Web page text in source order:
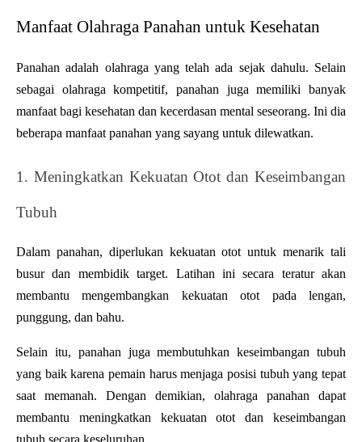
Manfaat Olahraga Panahan untuk Kesehatan
Panahan adalah olahraga yang telah ada sejak dahulu. Selain
sebagai olahraga kompetitif, panahan juga memiliki banyak
manfaat bagi kesehatan dan kecerdasan mental seseorang. Ini dia
beberapa manfaat panahan yang sayang untuk dilewatkan.
1. Meningkatkan Kekuatan Otot dan Keseimbangan
Tubuh
Dalam panahan, diperlukan kekuatan otot untuk menarik tali
busur dan membidik target. Latihan ini secara teratur akan
membantu mengembangkan kekuatan otot pada lengan,
punggung, dan bahu.
Selain itu, panahan juga membutuhkan keseimbangan tubuh
yang baik karena pemain harus menjaga posisi tubuh yang tepat
saat memanah. Dengan demikian, olahraga panahan dapat
membantu meningkatkan kekuatan otot dan keseimbangan
tubuh secara keseluruhan.